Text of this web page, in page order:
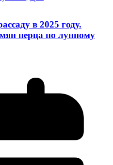
в 2025 году.
перца по лунному